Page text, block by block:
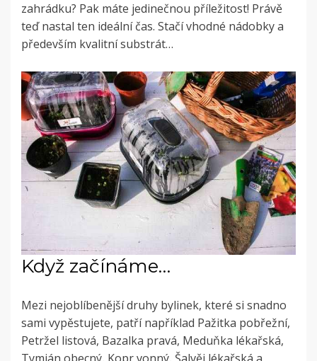
zahrádku? Pak máte jedinečnou příležitost! Právě
teď nastal ten ideální čas. Stačí vhodné nádobky a
především kvalitní substrát…
Když začínáme…
Mezi nejoblíbenější druhy bylinek, které si snadno
sami vypěstujete, patří například Pažitka pobřežní,
Petržel listová, Bazalka pravá, Meduňka lékařská,